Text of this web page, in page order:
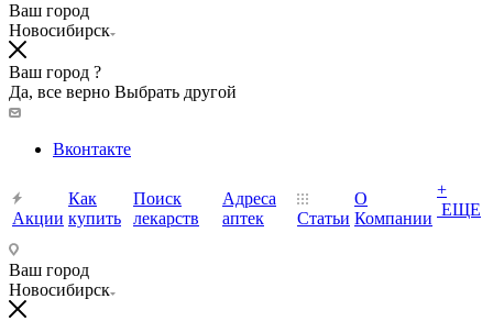
Ваш город
Новосибирск
Ваш город ?
Да, все верно Выбрать другой
Вконтакте
Акции
Как
купить
Поиск
лекарств
Адреса
аптек
Статьи
О
Компании
+
ЕЩЕ
Ваш город
Новосибирск